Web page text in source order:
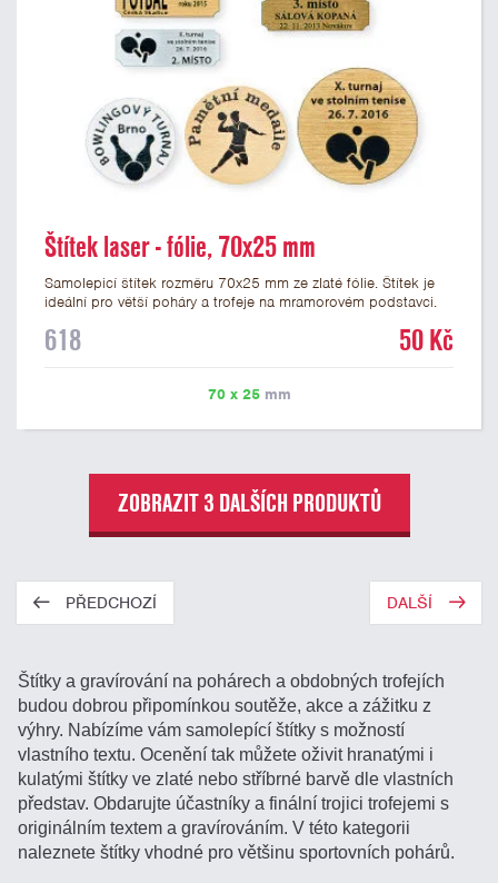
Štítek laser - fólie, 70x25 mm
Samolepicí štítek rozměru 70x25 mm ze zlaté fólie. Štítek je
ideální pro větší poháry a trofeje na mramorovém podstavci.
textu doporučujeme maximálně 3 řádky, aby byla zachována
prvním kroku objednávky.
618 50 Kč
70 x 25mm
ZOBRAZIT 3 DALŠÍCH PRODUKTŮ
PŘEDCHOZÍ DALŠÍ
Štítky a gravírování na pohárech a obdobných trofejích
budou dobrou připomínkou soutěže, akce a zážitku z
výhry. Nabízíme vám samolepící štítky s možností
vlastního textu. Ocenění tak můžete oživit hranatými i
kulatými štítky ve zlaté nebo stříbrné barvě dle vlastních
představ. Obdarujte účastníky a finální trojici trofejemi s
originálním textem a gravírováním. V této kategorii
naleznete štítky vhodné pro většinu sportovních pohárů.